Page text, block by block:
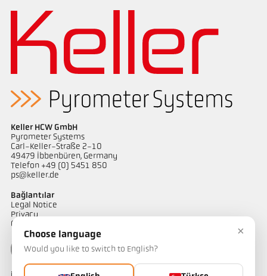
Başvururapor Coninuous annealing line
Keller HCW GmbH
Pyrometer Systems
Carl-Keller-Straße 2-10
49479 Ibbenbüren, Germany
Telefon +49 (0) 5451 850
ps@keller.de
Bağlantılar
Legal Notice
Privacy
GTC
×
Choose language
Would you like to switch to English?